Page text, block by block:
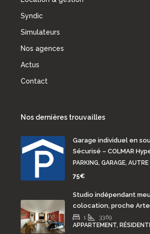
Syndic
Simulateurs
Nos agences
Actus
Contact
Nos dernières trouvailles
Garage individuel en
Sécurisé – COLMAR
PARKING, GARAGE, AUTRE
75€
Studio indépendant
colocation, proche
1
33.69
APPARTEMENT,